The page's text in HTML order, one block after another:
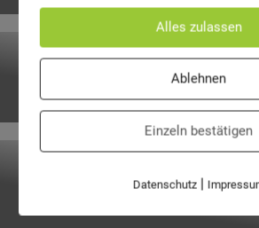
GRM1100-RD
Mülltonne Citybac
Alles zulassen
Ablehnen
Einzeln bestätigen
Datenschutz|